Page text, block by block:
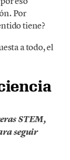
Por
tiene?
a todo, el
STEM,
seguir